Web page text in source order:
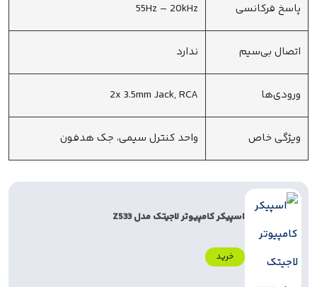
پاسخ فرکانسی 55Hz – 20kHz
اتصال بی‌سیم ندارد
ورودی‌ها 2x 3.5mm Jack, RCA
ویژگی خاص واحد کنترل سیمی، جک هدفون
اسپیکر کامپیوتر لاجیتک مدل Z533
خرید